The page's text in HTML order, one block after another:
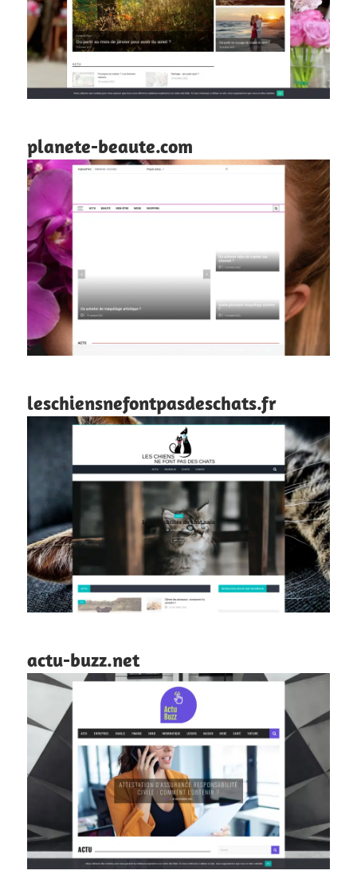
planete-beaute.com
leschiensnefontpasdeschats.fr
actu-buzz.net